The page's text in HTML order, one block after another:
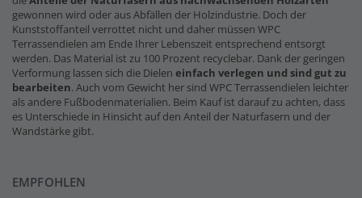
gewonnen wird oder aus Abfällen der Holzindustrie. Doch der
Kunststoffanteil verrottet nicht und daher müssen WPC
Terrassendielen am Ende Ihrer Lebenszeit entsprechend entsorgt
werden. Das Material ist zu 100 Prozent recyclebar. Dank der geringen
Verformung lassen sich die Dielen einfach verlegen und sind gut zu
bearbeiten. Auch vom Gewicht her sind WPC Terrassendielen leichter
als andere Fußbodenmaterialien. Beim Kauf ist darauf zu achten, dass
es Unterschiede in Hinsicht auf den Anteil der Naturfasern und der
Wandstärke gibt.
EMPFOHLEN